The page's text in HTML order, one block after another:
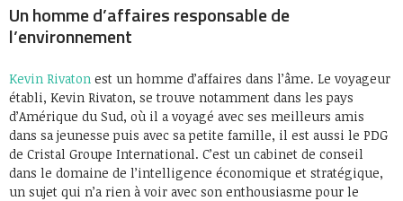
Un homme d’affaires responsable de
l’environnement
Kevin Rivaton est un homme d’affaires dans l’âme. Le voyageur
établi, Kevin Rivaton, se trouve notamment dans les pays
d’Amérique du Sud, où il a voyagé avec ses meilleurs amis
dans sa jeunesse puis avec sa petite famille, il est aussi le PDG
de Cristal Groupe International. C’est un cabinet de conseil
dans le domaine de l’intelligence économique et stratégique,
un sujet qui n’a rien à voir avec son enthousiasme pour le